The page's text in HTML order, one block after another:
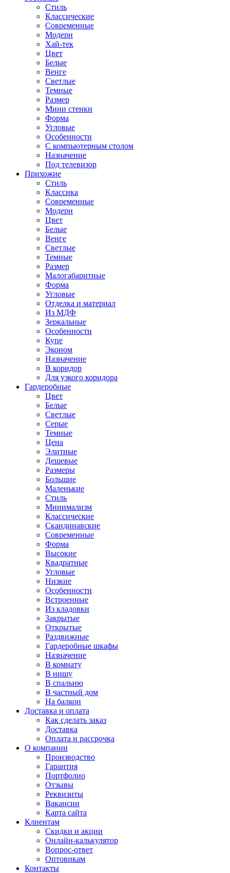
Стиль
Классические
Современные
Модерн
Хай-тек
Цвет
Белые
Венге
Светлые
Темные
Размер
Мини стенки
Форма
Угловые
Особенности
С компьютерным столом
Назначение
Под телевизор
Прихожие
Стиль
Классика
Современные
Модерн
Цвет
Белые
Венге
Светлые
Темные
Размер
Малогабаритные
Форма
Угловые
Отделка и материал
Из МДФ
Зеркальные
Особенности
Купе
Эконом
Назначение
В коридор
Для узкого коридора
Гардеробные
Цвет
Белые
Светлые
Серые
Темные
Цена
Элитные
Дешевые
Размеры
Большие
Маленькие
Стиль
Минимализм
Классические
Скандинавские
Современные
Форма
Высокие
Квадратные
Угловые
Низкие
Особенности
Встроенные
Из кладовки
Закрытые
Открытые
Раздвижные
Гардеробные шкафы
Назначение
В комнату
В нишу
В спальню
В частный дом
На балкон
Доставка и оплата
Как сделать заказ
Доставка
Оплата и рассрочка
О компании
Производство
Гарантия
Портфолио
Отзывы
Реквизиты
Вакансии
Карта сайта
Клиентам
Скидки и акции
Онлайн-калькулятор
Вопрос-ответ
Оптовикам
Контакты